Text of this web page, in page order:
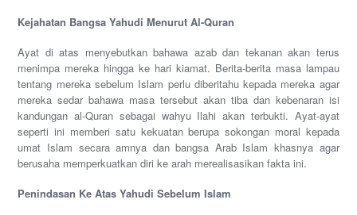
Kejahatan Bangsa Yahudi Menurut Al-Quran
Ayat di atas menyebutkan bahawa azab dan tekanan akan terus
menimpa mereka hingga ke hari kiamat. Berita-berita masa lampau
tentang mereka sebelum Islam perlu diberitahu kepada mereka agar
mereka sedar bahawa masa tersebut akan tiba dan kebenaran isi
kandungan al-Quran sebagai wahyu Ilahi akan terbukti. Ayat-ayat
seperti ini memberi satu kekuatan berupa sokongan moral kepada
umat Islam secara amnya dan bangsa Arab Islam khasnya agar
berusaha memperkuatkan diri ke arah merealisasikan fakta ini.
Penindasan Ke Atas Yahudi Sebelum Islam